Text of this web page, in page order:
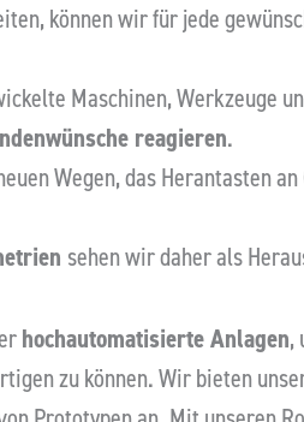
können wir für jede
Maschinen, Werkzeuge
reagieren.
Wegen, das Herantasten
sehen wir daher als
hochautomatisierte Anlagen,
zu können. Wir bieten